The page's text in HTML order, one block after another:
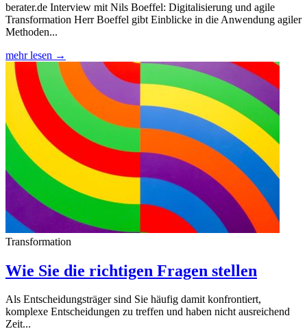
berater.de Interview mit Nils Boeffel: Digitalisierung und agile
Transformation Herr Boeffel gibt Einblicke in die Anwendung agiler
Methoden...
mehr lesen →
Transformation
Wie Sie die richtigen Fragen stellen
Als Entscheidungsträger sind Sie häufig damit konfrontiert,
komplexe Entscheidungen zu treffen und haben nicht ausreichend
Zeit...